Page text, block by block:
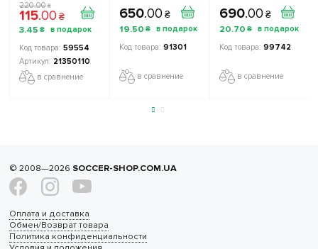
220.00 ₴
115.00 ₴
3.45 ₴
59554
21350110
в сравнение
Чемпионат
Мира 2022
(Ronaldo 7
Portugal World
игровая/
повседневная
650.00 ₴
19.50 ₴
91301
в сравнение
Yamal 19) 2024-
2025 игровая/
повседневная
15222212 цвет:
690.00 ₴
20.70 ₴
99742
в сравнение
© 2008—2026 SOCCER-SHOP.COM.UA
Оплата и доставка
Обмен/Возврат товара
Политика конфиденциальности